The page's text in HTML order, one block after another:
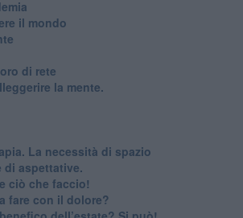
il mondo
di rete
la mente.
La necessità di spazio
di aspettative.
ciò che faccio!
fare con il dolore?